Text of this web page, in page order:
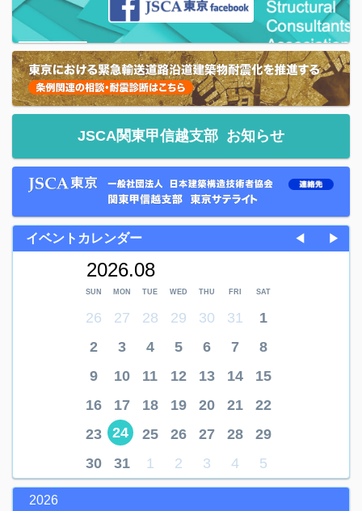
JSCA関東甲信越支部 お知らせ
イベントカレンダー ◀ ▶
2026.08
SUN MON TUE WED THU FRI SAT
26 27 28 29 30 31
1
2
3 4 5 6 7
8
9
10 11 12 13 14
15
16
17 18 19 20 21
22
23
24 25 26 27 28
29
30
31 1 2 3 4 5
2026